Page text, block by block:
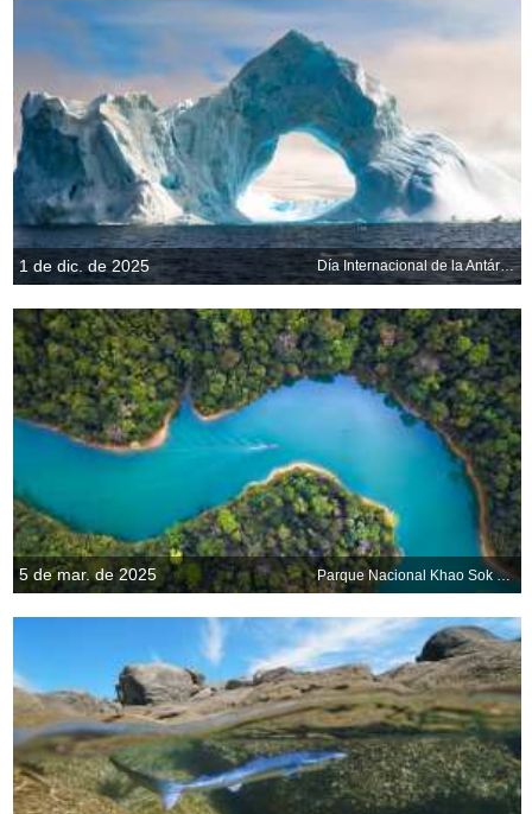
1 de dic. de 2025 Día Internacional de la Antártida
5 de mar. de 2025 Parque Nacional Khao Sok en Tailandia